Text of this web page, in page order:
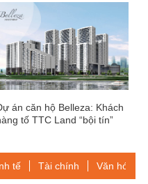
án căn hộ Belleza: Khách
tố TTC Land “bội tín”
tế Tài chính Văn hóa-